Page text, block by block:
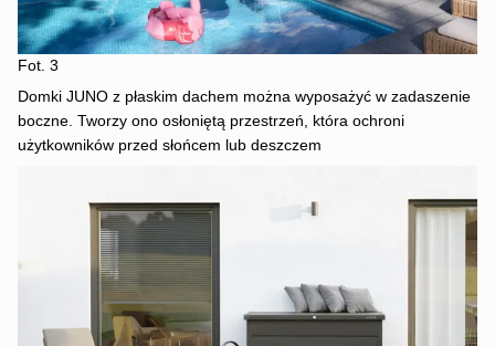
Fot. 3
Domki JUNO z płaskim dachem można wyposażyć w zadaszenie
boczne. Tworzy ono osłoniętą przestrzeń, która ochroni
użytkowników przed słońcem lub deszczem